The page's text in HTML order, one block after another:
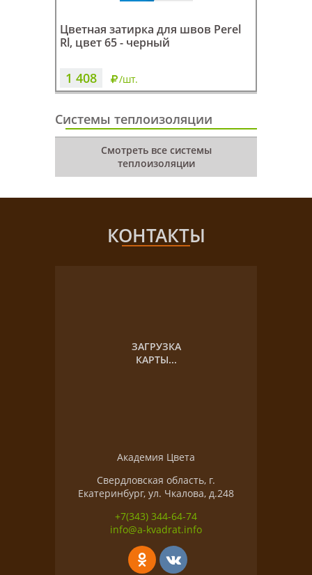
Цветная затирка для швов Perel
Rl, цвет 65 - черный
1 408 /шт.
Системы теплоизоляции
Смотреть все системы
теплоизоляции
КОНТАКТЫ
ЗАГРУЗКА
КАРТЫ...
Академия Цвета
Свердловская область, г.
Екатеринбург, ул. Чкалова, д.248
+7(343) 344-64-74
info@a-kvadrat.info